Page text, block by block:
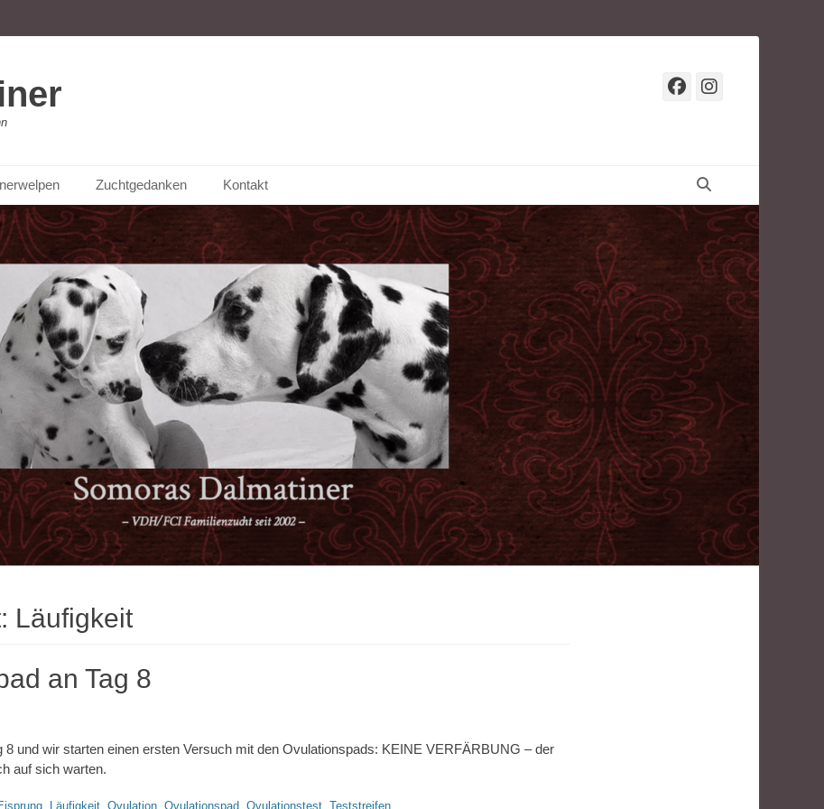
Facebook
Zuchtgedanken Kontakt
Läufigkeit
an Tag 8
8 und wir starten einen ersten Versuch mit den Ovulationspads: KEINE VERFÄRBUNG – der
auf sich warten.
Läufigkeit Ovulation Ovulationspad Ovulationstest Teststreifen